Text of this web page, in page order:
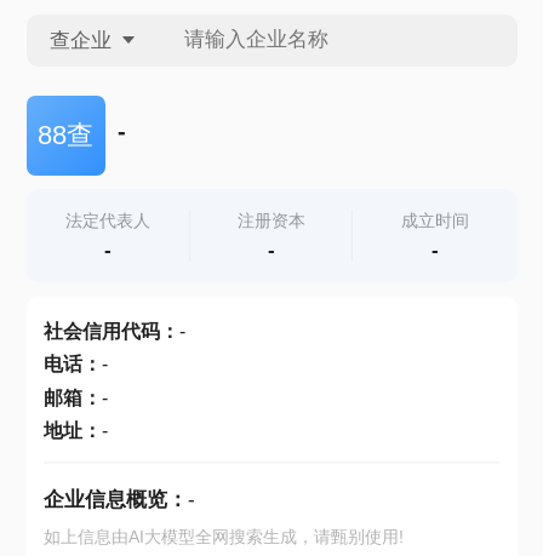
查企业
查企业
查产地
88查 -
法定代表人
-
注册资本
-
成立时间
-
社会信用代码： -
电话： -
邮箱： -
地址： -
企业信息概览： -
如上信息由AI大模型全网搜索生成，请甄别使用!